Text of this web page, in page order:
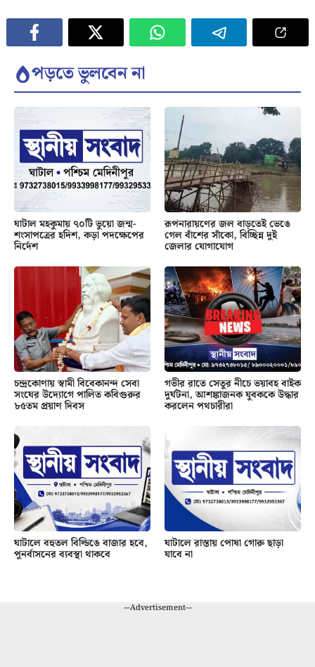
পড়তে ভুলবেন না
ঘাটাল মহকুমায় ৭০টি ভুয়ো জন্ম-
শংসাপত্রের হদিশ, কড়া পদক্ষেপের
নির্দেশ
রূপনারায়ণের জল বাড়তেই ভেঙে
গেল বাঁশের সাঁকো, বিচ্ছিন্ন দুই
জেলার যোগাযোগ
চন্দ্রকোণায় স্বামী বিবেকানন্দ সেবা
সংঘের উদ্যোগে পালিত কবিগুরুর
৮৫তম প্রয়াণ দিবস
গভীর রাতে সেতুর নীচে ভয়াবহ বাইক
দুর্ঘটনা, আশঙ্কাজনক যুবককে উদ্ধার
করলেন পথচারীরা
ঘাটালে বহুতল বিল্ডিঙে বাজার হবে,
পুনর্বাসনের ব্যবস্থা থাকবে
ঘাটালে রাস্তায় পোষা গোরু ছাড়া
যাবে না
---Advertisement---